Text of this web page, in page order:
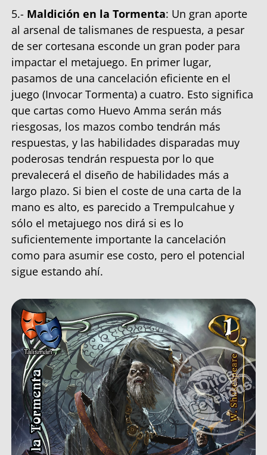
5.- Maldición en la Tormenta: Un gran aporte
al arsenal de talismanes de respuesta, a pesar
de ser cortesana esconde un gran poder para
impactar el metajuego. En primer lugar,
pasamos de una cancelación eficiente en el
juego (Invocar Tormenta) a cuatro. Esto significa
que cartas como Huevo Amma serán más
riesgosas, los mazos combo tendrán más
respuestas, y las habilidades disparadas muy
poderosas tendrán respuesta por lo que
prevalecerá el diseño de habilidades más a
largo plazo. Si bien el coste de una carta de la
mano es alto, es parecido a Trempulcahue y
sólo el metajuego nos dirá si es lo
suficientemente importante la cancelación
como para asumir ese costo, pero el potencial
sigue estando ahí.